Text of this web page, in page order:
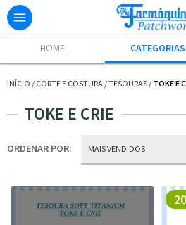
HOME CATEGORIAS
Excelente! Já adicionamos o
INÍCIO / CORTE E COSTURA /TESOURAS / TOKE E
TOKE E CRIE
ORDENAR POR: